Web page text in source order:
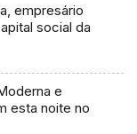
empresário
social da
e
esta noite no